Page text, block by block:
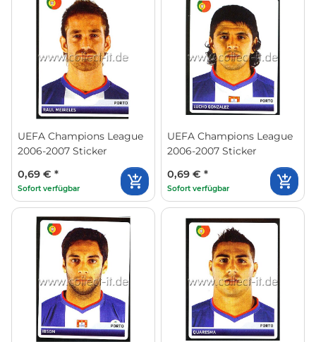
UEFA Champions League
2006-2007 Sticker
0,69 € *
Sofort verfügbar
UEFA Champions League
2006-2007 Sticker
0,69 € *
Sofort verfügbar